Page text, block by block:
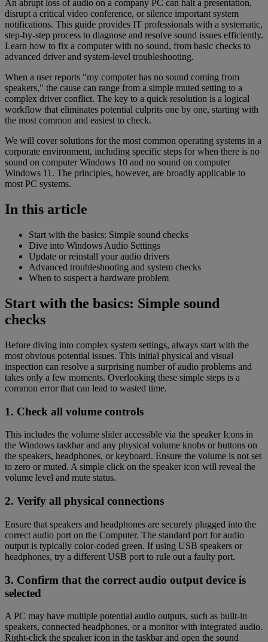
An abrupt loss of audio on a company PC can halt a presentation,
disrupt a critical video conference, or silence important system
notifications. This guide provides IT professionals with a systematic,
step-by-step process to diagnose and resolve sound issues efficiently.
Learn how to fix a computer with no sound, from basic checks to
advanced driver and system-level troubleshooting.
When a user reports "my computer has no sound coming from
speakers," the cause can range from a simple muted setting to a
complex driver conflict. The key to a quick resolution is a logical
workflow that eliminates potential culprits one by one, starting with
the most common and easiest to check.
We will cover solutions for the most common operating systems in a
corporate environment, including specific steps for when there is no
sound on computer Windows 10 and no sound on computer
Windows 11. The principles, however, are broadly applicable to
most PC systems.
In this article
Start with the basics: Simple sound checks
Dive into Windows Audio Settings
Update or reinstall your audio drivers
Advanced troubleshooting and system checks
When to suspect a hardware problem
Start with the basics: Simple sound
checks
Before diving into complex system settings, always start with the
most obvious potential issues. This initial physical and visual
inspection can resolve a surprising number of audio problems and
takes only a few moments. Overlooking these simple steps is a
common error that can lead to wasted time.
1. Check all volume controls
This includes the volume slider accessible via the speaker Icons in
the Windows taskbar and any physical volume knobs or buttons on
the speakers, headphones, or keyboard. Ensure the volume is not set
to zero or muted. A simple click on the speaker icon will reveal the
volume level and mute status.
2. Verify all physical connections
Ensure that speakers and headphones are securely plugged into the
correct audio port on the Computer. The standard port for audio
output is typically color-coded green. If using USB speakers or
headphones, try a different USB port to rule out a faulty port.
3. Confirm that the correct audio output device is
selected
A PC may have multiple potential audio outputs, such as built-in
speakers, connected headphones, or a monitor with integrated audio.
Right-click the speaker icon in the taskbar and open the sound